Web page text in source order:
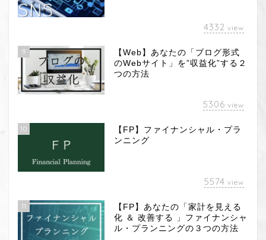
4332 view
9
【Web】あなたの「ブログ形式
のWebサイト」を”収益化”する２
つの方法
5306 view
10
【FP】ファイナンシャル・プラ
ンニング
5574 view
11
【FP】あなたの「家計を見える
化 ＆ 改善する 」ファイナンシャ
ル・プランニングの３つの方法